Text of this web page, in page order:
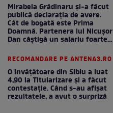
Mirabela Grădinaru și-a făcut
publică declarația de avere.
Cât de bogată este Prima
Doamnă. Partenera lui Nicușor
Dan câștigă un salariu foarte
bun în fiecare lună!
RECOMANDARE PE ANTENA3.RO
O învățătoare din Sibiu a luat
4,90 la Titularizare și a făcut
contestație. Când s-au afișat
rezultatele, a avut o surpriză